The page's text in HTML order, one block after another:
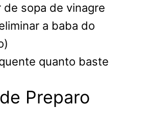
de sopa de vinagre
a baba do
quanto baste
Preparo